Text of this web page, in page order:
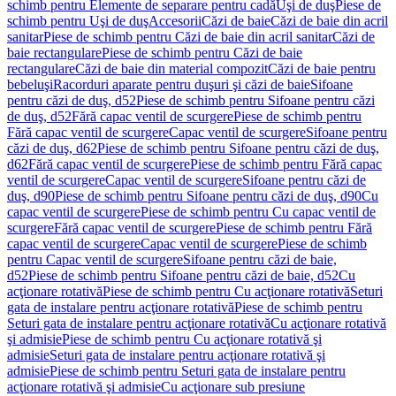
schimb pentru Elemente de separare pentru cadăUşi de duşPiese de
schimb pentru Uşi de duşAccesoriiCăzi de baieCăzi de baie din acril
sanitarPiese de schimb pentru Căzi de baie din acril sanitarCăzi de
baie rectangularePiese de schimb pentru Căzi de baie
rectangulareCăzi de baie din material compozitCăzi de baie pentru
bebeluşiRacorduri aparate pentru duşuri şi căzi de baieSifoane
pentru căzi de duş, d52Piese de schimb pentru Sifoane pentru căzi
de duş, d52Fără capac ventil de scurgerePiese de schimb pentru
Fără capac ventil de scurgereCapac ventil de scurgereSifoane pentru
căzi de duş, d62Piese de schimb pentru Sifoane pentru căzi de duş,
d62Fără capac ventil de scurgerePiese de schimb pentru Fără capac
ventil de scurgereCapac ventil de scurgereSifoane pentru căzi de
duş, d90Piese de schimb pentru Sifoane pentru căzi de duş, d90Cu
capac ventil de scurgerePiese de schimb pentru Cu capac ventil de
scurgereFără capac ventil de scurgerePiese de schimb pentru Fără
capac ventil de scurgereCapac ventil de scurgerePiese de schimb
pentru Capac ventil de scurgereSifoane pentru căzi de baie,
d52Piese de schimb pentru Sifoane pentru căzi de baie, d52Cu
acţionare rotativăPiese de schimb pentru Cu acţionare rotativăSeturi
gata de instalare pentru acţionare rotativăPiese de schimb pentru
Seturi gata de instalare pentru acţionare rotativăCu acţionare rotativă
şi admisiePiese de schimb pentru Cu acţionare rotativă şi
admisieSeturi gata de instalare pentru acţionare rotativă şi
admisiePiese de schimb pentru Seturi gata de instalare pentru
acţionare rotativă şi admisieCu acţionare sub presiune